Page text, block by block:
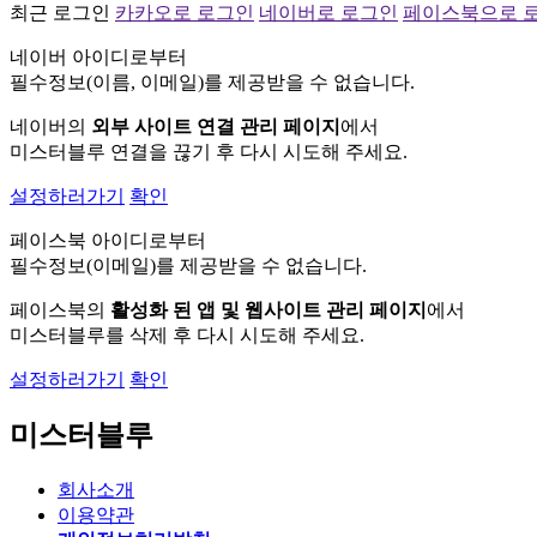
최근 로그인 카카오로 로그인 네이버로 로그인 페이스북으로
네이버 아이디로부터
필수정보(이름, 이메일)를 제공받을 수 없습니다.
네이버의 외부 사이트 연결 관리 페이지 에서
미스터블루 연결을 끊기 후 다시 시도해 주세요.
설정하러가기 확인
페이스북 아이디로부터
필수정보(이메일)를 제공받을 수 없습니다.
페이스북의 활성화 된 앱 및 웹사이트 관리 페이지 에서
미스터블루를 삭제 후 다시 시도해 주세요.
설정하러가기 확인
미스터블루
회사소개
이용약관